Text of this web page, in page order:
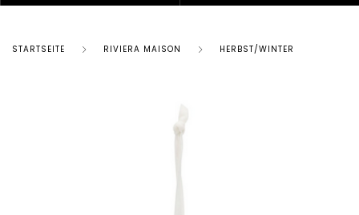
STARTSEITE RIVIERA MAISON HERBST/WINTER